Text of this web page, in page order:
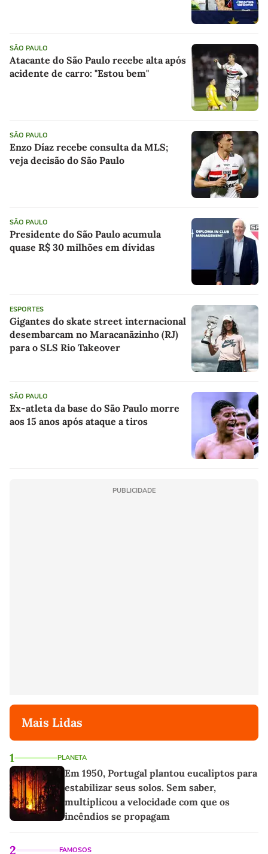
SÃO PAULO
Atacante do São Paulo recebe alta após
acidente de carro: "Estou bem"
SÃO PAULO
Enzo Díaz recebe consulta da MLS;
veja decisão do São Paulo
SÃO PAULO
Presidente do São Paulo acumula
quase R$ 30 milhões em dívidas
ESPORTES
Gigantes do skate street internacional
desembarcam no Maracanãzinho (RJ)
para o SLS Rio Takeover
SÃO PAULO
Ex-atleta da base do São Paulo morre
aos 15 anos após ataque a tiros
PUBLICIDADE
Mais Lidas
1 PLANETA
Em 1950, Portugal plantou eucaliptos para
estabilizar seus solos. Sem saber,
multiplicou a velocidade com que os
incêndios se propagam
2 FAMOSOS